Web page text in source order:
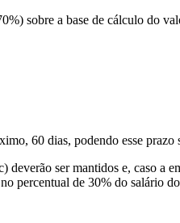
sobre a base de cálculo do
60 dias, podendo esse
ser mantidos e, caso a
percentual de 30% do salário